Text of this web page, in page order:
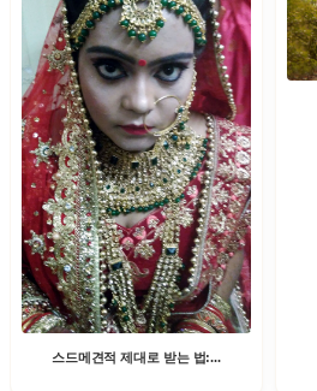
스드메견적 제대로 받는 법:...